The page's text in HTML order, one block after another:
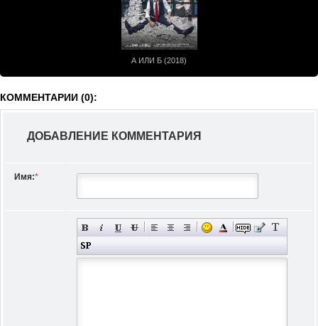
А ИЛИ Б (2018)
КОММЕНТАРИИ (0):
ДОБАВЛЕНИЕ КОММЕНТАРИЯ
Имя:*